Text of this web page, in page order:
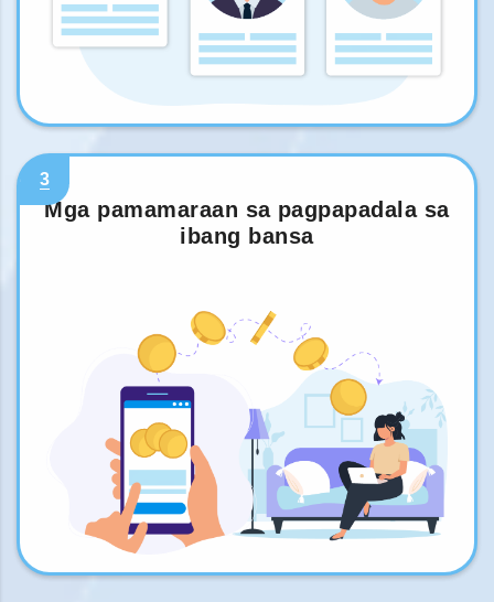
3
Mga pamamaraan sa pagpapadala sa
ibang bansa